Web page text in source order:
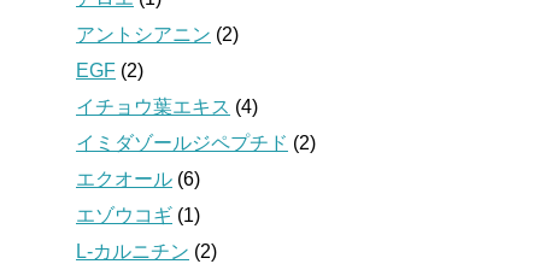
アントシアニン (2)
EGF (2)
イチョウ葉エキス (4)
イミダゾールジペプチド (2)
エクオール (6)
エゾウコギ (1)
L-カルニチン (2)